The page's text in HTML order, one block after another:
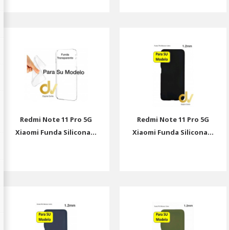
Redmi Note 11 Pro 5G
Xiaomi Funda Silicona...
Redmi Note 11 Pro 5G
Xiaomi Funda Silicona...